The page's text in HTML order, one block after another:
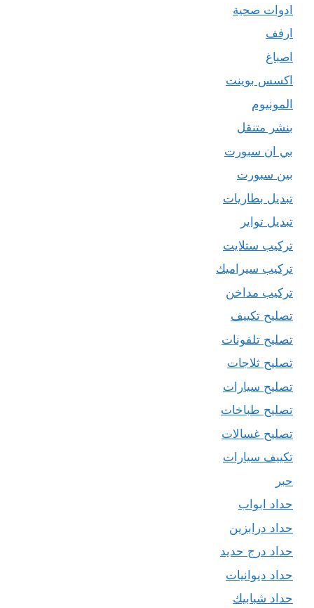
ادوات صحية
ارفف
اصباغ
اكسس بوينت
المونيوم
بنشر متنقل
بي ان سبورت
بين سبورت
تبديل بطاريات
تبديل تواير
تركيب ستلايت
تركيب سيراميك
تركيب مداخن
تصليح تكييف
تصليح تلفونات
تصليح ثلاجات
تصليح سيارات
تصليح طباخات
تصليح غسالات
تكييف سيارات
حبر
حداد ابواب
حداد درابزين
حداد درج حديد
حداد ديوانيات
حداد شبابيك